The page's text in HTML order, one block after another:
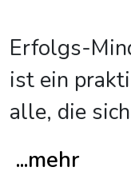
Erfolgs-
ist ein
alle, die
...mehr